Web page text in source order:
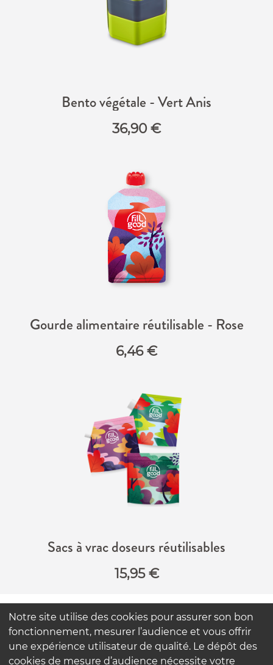
Bento végétale - Vert Anis
36,90€
Gourde alimentaire réutilisable - Rose
6,46€
Sacs à vrac doseurs réutilisables
15,95€
FAQ
Contactez-nous
Nos engagements
Notre site utilise des cookies pour assurer son bon
fonctionnement, mesurer l’audience et vous offrir
une expérience utilisateur de qualité. Le dépôt des
cookies de mesure d’audience nécessite votre